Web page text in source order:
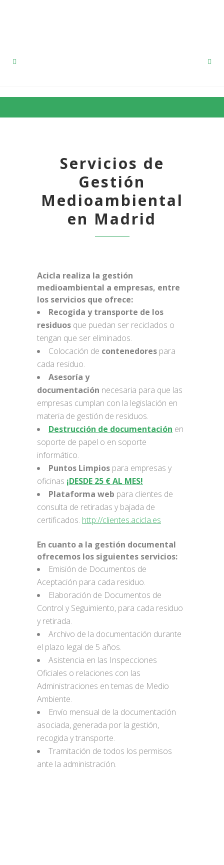
Servicios de
Gestión
Medioambiental
en Madrid
Acicla realiza la gestión
medioambiental a empresas, entre
los servicios que ofrece:
Recogida y transporte de los
residuos que puedan ser reciclados o
tengan que ser eliminados.
Colocación de contenedores para
cada residuo.
Asesoría y
documentación necesaria para que las
empresas cumplan con la legislación en
materia de gestión de residuos.
Destrucción de documentación en
soporte de papel o en soporte
informático.
Puntos Limpios para empresas y
oficinas ¡DESDE 25 € AL MES!
Plataforma web para clientes de
consulta de retiradas y bajada de
certificados. http://clientes.acicla.es
En cuanto a la gestión documental
ofrecemos los siguientes servicios:
Emisión de Documentos de
Aceptación para cada residuo.
Elaboración de Documentos de
Control y Seguimiento, para cada residuo
y retirada.
Archivo de la documentación durante
el plazo legal de 5 años.
Asistencia en las Inspecciones
Oficiales o relaciones con las
Administraciones en temas de Medio
Ambiente.
Envío mensual de la documentación
asociada, generada por la gestión,
recogida y transporte.
Tramitación de todos los permisos
ante la administración.